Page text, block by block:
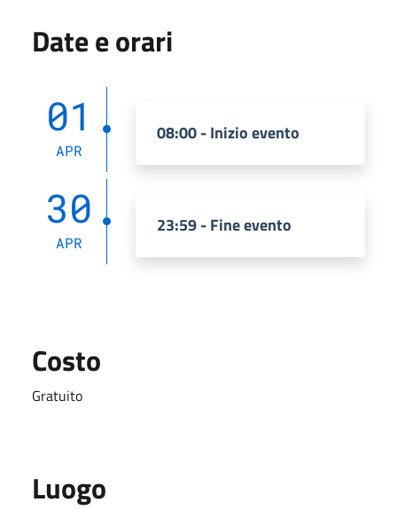
Date e orari
01
APR
08:00 - Inizio evento
30
APR
23:59 - Fine evento
Costo
Gratuito
Luogo